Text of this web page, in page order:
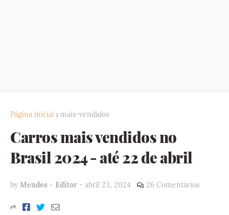
Página inicial mais-vendidos
Carros mais vendidos no
Brasil 2024 - até 22 de abril
by Mendes - Editor - abril 23, 2024 26 Comentários